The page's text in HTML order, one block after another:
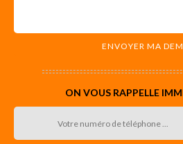
ON VOUS RAPPELLE